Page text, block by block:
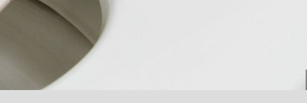
日本代表“敗戦”の真実 選手が明かす...